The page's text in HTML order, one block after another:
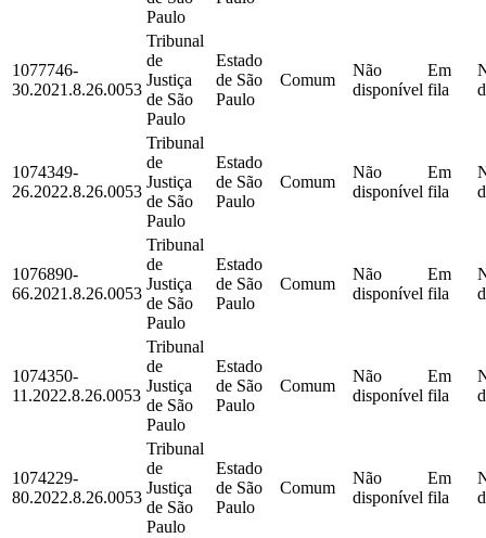
Paulo
1077746-
30.2021.8.26.0053
Tribunal
de
Justiça
de São
Paulo
Estado
de São
Paulo
Comum
Não
disponível
Em
fila
1074349-
26.2022.8.26.0053
Tribunal
de
Justiça
de São
Paulo
Estado
de São
Paulo
Comum
Não
disponível
Em
fila
1076890-
66.2021.8.26.0053
Tribunal
de
Justiça
de São
Paulo
Estado
de São
Paulo
Comum
Não
disponível
Em
fila
1074350-
11.2022.8.26.0053
Tribunal
de
Justiça
de São
Paulo
Estado
de São
Paulo
Comum
Não
disponível
Em
fila
1074229-
80.2022.8.26.0053
Tribunal
de
Justiça
de São
Paulo
Estado
de São
Paulo
Comum
Não
disponível
Em
fila